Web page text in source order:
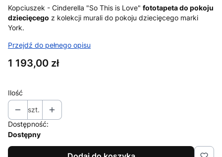
Kopciuszek - Cinderella "So This is Love" fototapeta do pokoju
dziecięcego z kolekcji murali do pokoju dziecięcego marki
York.
Przejdź do pełnego opisu
Cena
1 193,00 zł
Ilość
szt.
Dostępność:
Dostępny